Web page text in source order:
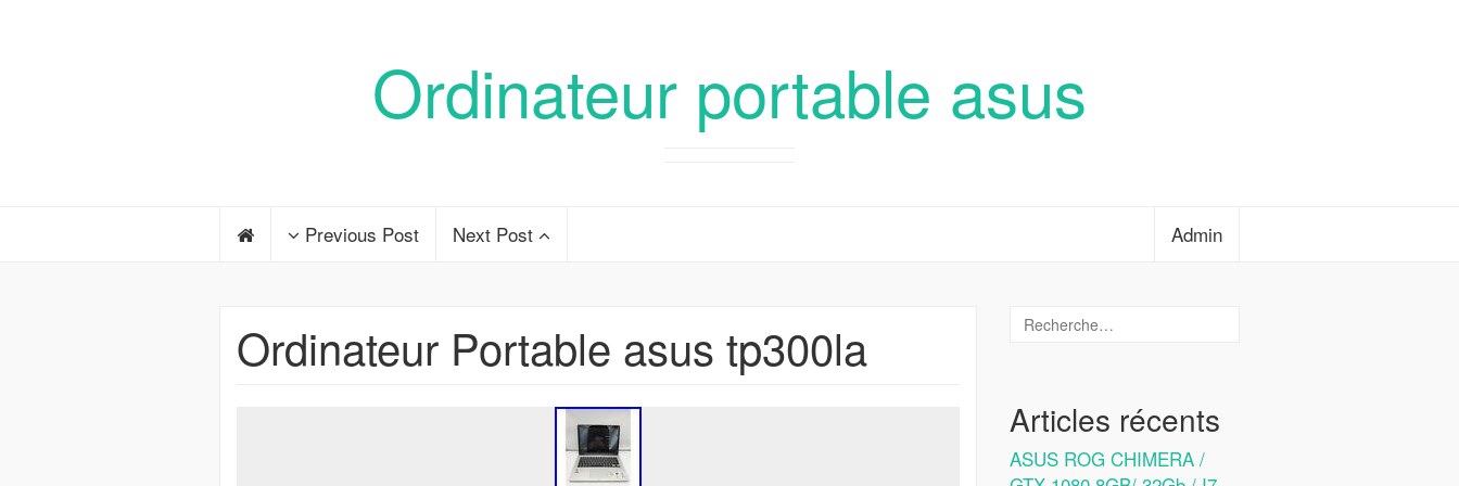
Ordinateur portable asus
Previous Post Next Post Admin
Ordinateur Portable asus tp300la
Articles récents
ASUS ROG CHIMERA /